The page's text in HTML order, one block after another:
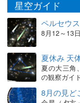
星空ガイド
ペルセウ
8月12～13
夏休み 天
夏の大三角
の観察ガイ
8月の見ど